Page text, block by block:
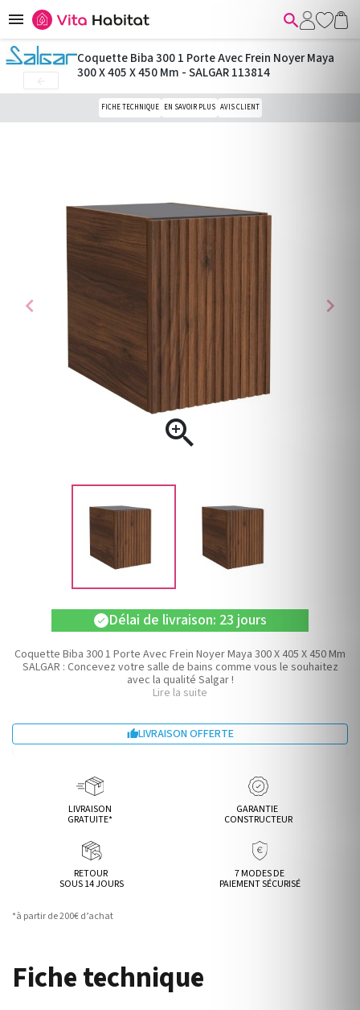
 
chevron_left

chevron_right
Coquette Biba 300 1 Porte Avec Frein Noyer Maya
300 X 405 X 450 Mm - SALGAR 113814
FICHE TECHNIQUE EN SAVOIR PLUS AVIS CLIENT
check Délai de livraison: 23 jours
Coquette Biba 300 1 Porte Avec Frein Noyer Maya 300 X 405 X 450 Mm
SALGAR : Concevez votre salle de bains comme vous le souhaitez
avec la qualité Salgar !
Lire la suite
LIVRAISON OFFERTE
LIVRAISON
GRATUITE*
GARANTIE
CONSTRUCTEUR
RETOUR
SOUS 14 JOURS
7 MODES DE
PAIEMENT SÉCURISÉ
*à partir de 200€ d’achat
Fiche technique